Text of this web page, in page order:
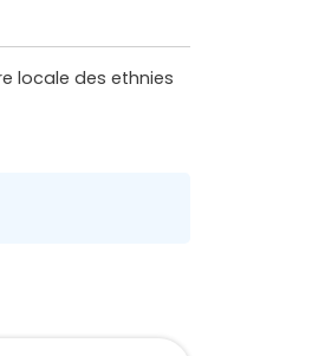
locale des ethnies